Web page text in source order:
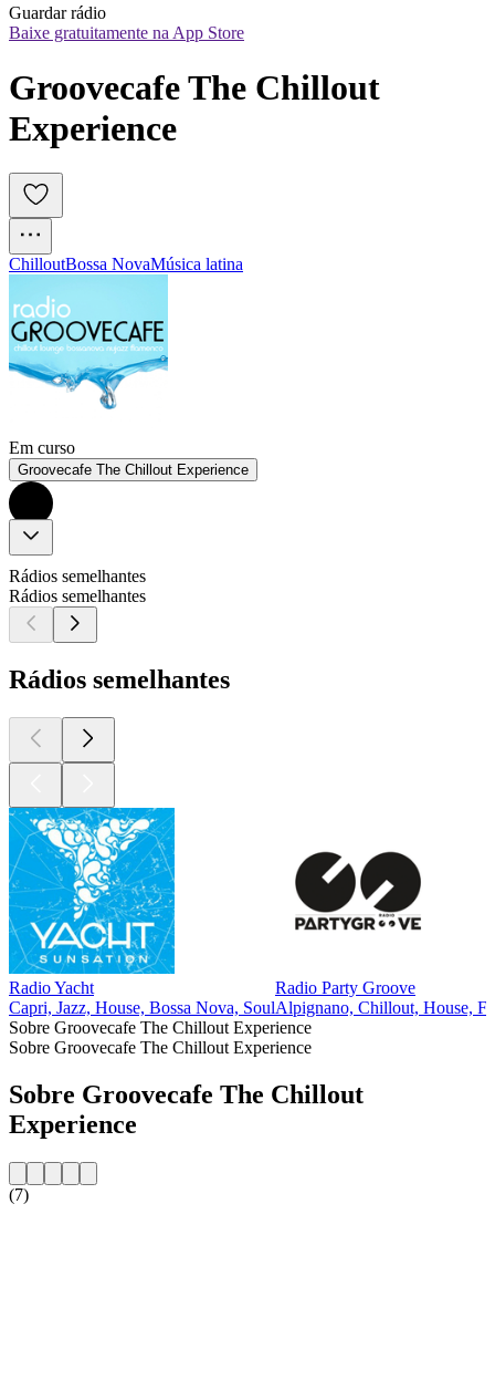
Guardar rádio
Baixe gratuitamente na App Store
Groovecafe The Chillout
ChilloutBossa NovaMúsica latina
Em curso
Groovecafe The Chillout Experience
Rádios semelhantes
Rádios semelhantes
Rádios semelhantes
Radio Yacht
Capri, Jazz, House, Bossa Nova, Soul
Radio Party Groove
Alpignano, Chillout, House,
Sobre Groovecafe The Chillout Experience
Sobre Groovecafe The Chillout Experience
Sobre Groovecafe The Chillout
Experience
(7)